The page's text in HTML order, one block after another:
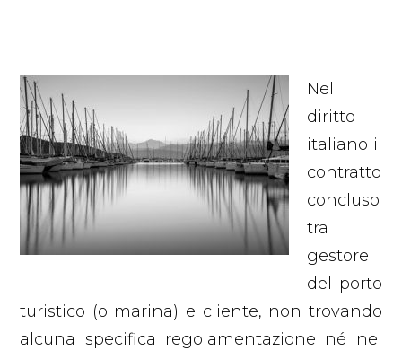
Nel
diritto
italiano il
contratto
concluso
tra
gestore
del porto
turistico (o marina) e cliente, non trovando
alcuna specifica regolamentazione né nel